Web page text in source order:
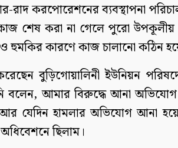
আর-রাদ করপোরেশনের ব্যবস্থাপনা
শেষ করা না গেলে পুরো
হুমকির কারণে কাজ চালানো কঠিন
বুড়িগোয়ালিনী ইউনিয়ন
আমার বিরুদ্ধে আনা অভিযোগ
আর যেদিন হামলার অভিযোগ আনা
ছিলাম।